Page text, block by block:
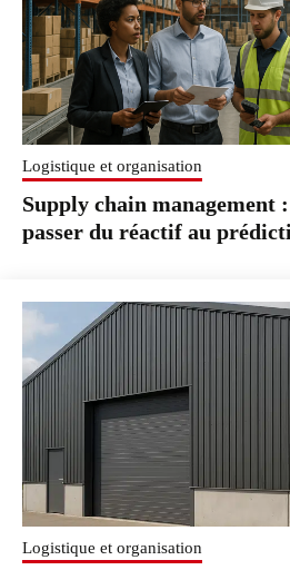
Logistique et organisation
Supply chain management
passer du réactif au
Logistique et organisation